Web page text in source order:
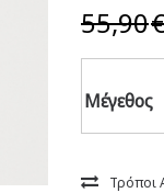
55,90
Μέγεθος
Τρόποι